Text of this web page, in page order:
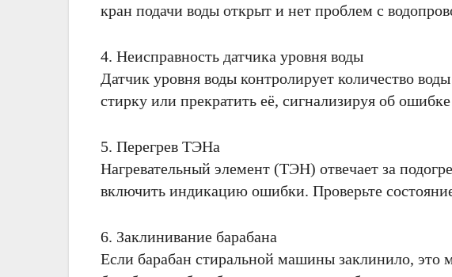
кран подачи воды открыт и нет проблем с
4. Неисправность датчика уровня воды
Датчик уровня воды контролирует количество
стирку или прекратить её, сигнализируя об
5. Перегрев ТЭНа
Нагревательный элемент (ТЭН) отвечает за
включить индикацию ошибки. Проверьте
6. Заклинивание барабана
Если барабан стиральной машины заклинило, это